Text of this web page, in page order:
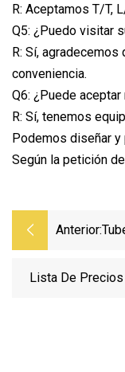
R: Aceptamos T/T,
Q5: ¿Puedo visitar
R: Sí,
conveniencia.
Q6: ¿Puede
R: Sí, tenemos
Podemos diseñar
Según la petición
Anterior:
Lista De Precios